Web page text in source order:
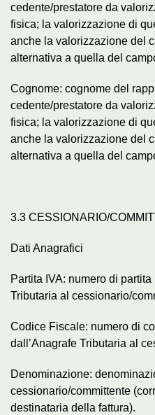
cedente/prestatore da
fisica; la valorizzazione di
anche la valorizzazione del
alternativa a quella del
Cognome: cognome del
cedente/prestatore da
fisica; la valorizzazione di
anche la valorizzazione del
alternativa a quella del
3.3 CESSIONARIO/
Dati Anagrafici
Partita IVA: numero di
Tributaria al cessionario/
Codice Fiscale: numero di
dall’Anagrafe Tributaria al
Denominazione:
cessionario/committente
destinataria della fattura).